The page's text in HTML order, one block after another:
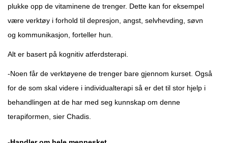
plukke opp de vitaminene de trenger. Dette kan for eksempel
være verktøy i forhold til depresjon, angst, selvhevding, søvn
og kommunikasjon, forteller hun.
Alt er basert på kognitiv atferdsterapi.
-Noen får de verktøyene de trenger bare gjennom kurset. Også
for de som skal videre i individualterapi så er det til stor hjelp i
behandlingen at de har med seg kunnskap om denne
terapiformen, sier Chadis.